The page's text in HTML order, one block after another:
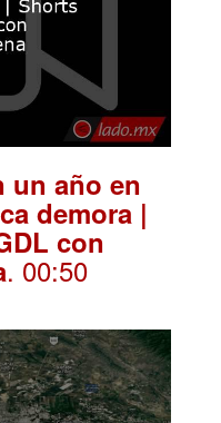
un año en
demora |
con
. 00:50